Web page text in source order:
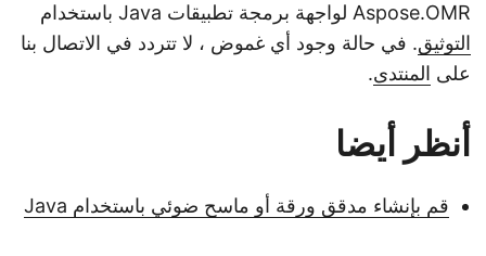
Aspose.OMR لواجهة برمجة تطبيقات Java باستخدام
التوثيق. في حالة وجود أي غموض ، لا تتردد في الاتصال بنا
على المنتدى.
أنظر أيضا
قم بإنشاء مدقق ورقة أو ماسح ضوئي باستخدام Java